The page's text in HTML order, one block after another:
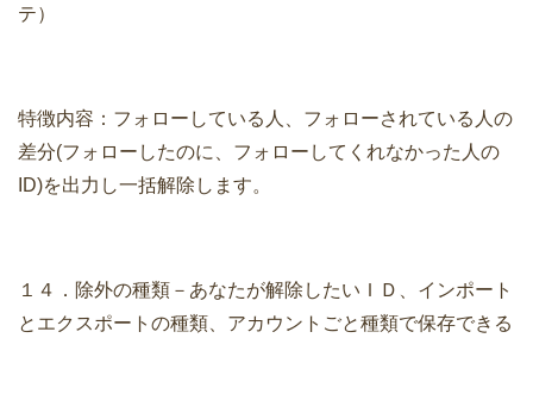
テ）
特徴内容：フォローしている人、フォローされている人の
差分(フォローしたのに、フォローしてくれなかった人の
ID)を出力し一括解除します。
１４．除外の種類－あなたが解除したいＩＤ、インポート
とエクスポートの種類、アカウントごと種類で保存できる